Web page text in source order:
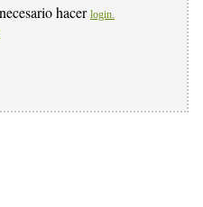
hacer login.